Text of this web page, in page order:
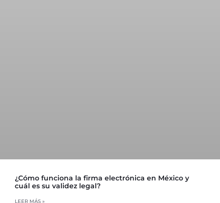
¿Cómo funciona la firma electrónica en México y
cuál es su validez legal?
LEER MÁS »